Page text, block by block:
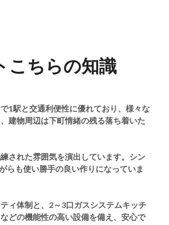
こちらの知識
1駅と交通利便性に優れており、様々な
建物周辺は下町情緒の残る落ち着いた
された雰囲気を演出しています。シン
らも使い勝手の良い作りになっていま
ィ体制と、2～3口ガスシステムキッチ
どの機能性の高い設備を備え、安心で